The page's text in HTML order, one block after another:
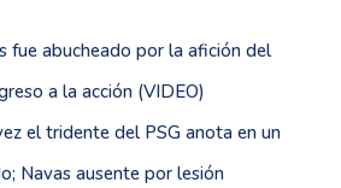
fue abucheado por la afición del
a la acción (VIDEO)
el tridente del PSG anota en un
Navas ausente por lesión